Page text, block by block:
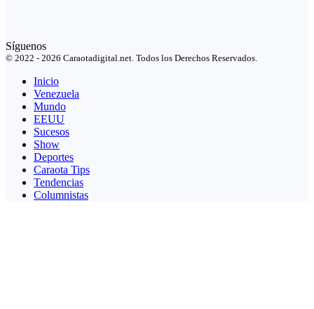
Síguenos
© 2022 - 2026 Caraotadigital.net. Todos los Derechos Reservados.
Inicio
Venezuela
Mundo
EEUU
Sucesos
Show
Deportes
Caraota Tips
Tendencias
Columnistas